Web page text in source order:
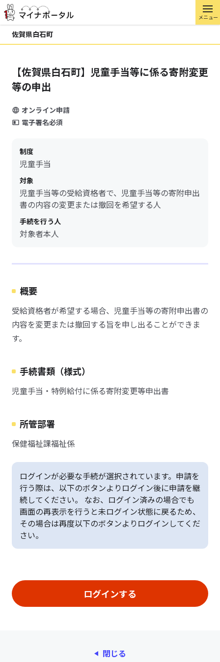
メニュー
佐賀県白石町
【佐賀県白石町】児童手当等に係る寄附変更
等の申出
オンライン申請
電子署名必須
制度
児童手当
対象
児童手当等の受給資格者で、児童手当等の寄附申出
書の内容の変更または撤回を希望する人
手続を行う人
対象者本人
概要
受給資格者が希望する場合、児童手当等の寄附申出書の
内容を変更または撤回する旨を申し出ることができま
す。
手続書類（様式）
児童手当・特例給付に係る寄附変更等申出書
所管部署
保健福祉課福祉係
ログインが必要な手続が選択されています。申請を
行う際は、以下のボタンよりログイン後に申請を継
続してください。 なお、ログイン済みの場合でも
画面の再表示を行うと未ログイン状態に戻るため、
その場合は再度以下のボタンよりログインしてくだ
さい。
閉じる